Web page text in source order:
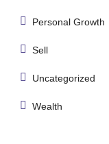
Personal Growth
Sell
Uncategorized
Wealth